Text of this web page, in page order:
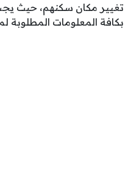
تغيير مكان سكنهم، حيث
بكافة المعلومات المطلوبة